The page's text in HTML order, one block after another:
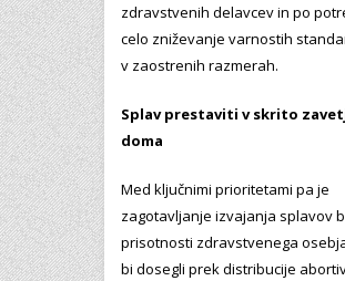
zdravstvenih delavcev in po
celo zniževanje varnostih
v zaostrenih razmerah.
Splav prestaviti v skrito
doma
Med ključnimi prioritetami pa je
zagotavljanje izvajanja splavov
prisotnosti zdravstvenega
bi dosegli prek distribucije